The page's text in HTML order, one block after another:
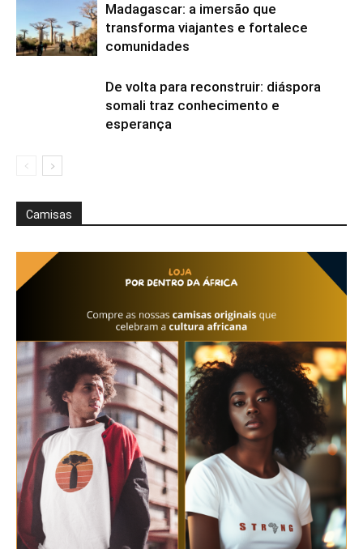
Madagascar: a imersão que
transforma viajantes e fortalece
comunidades
De volta para reconstruir: diáspora
somali traz conhecimento e
esperança
Camisas